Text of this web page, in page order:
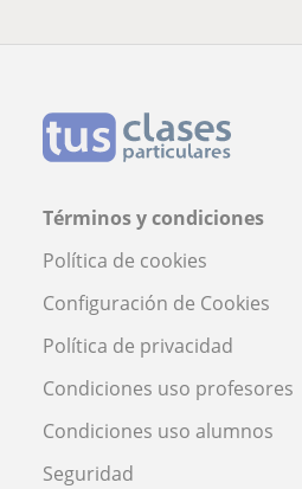
Términos y condiciones
Política de cookies
Configuración de Cookies
Política de privacidad
Condiciones uso profesores
Condiciones uso alumnos
Seguridad